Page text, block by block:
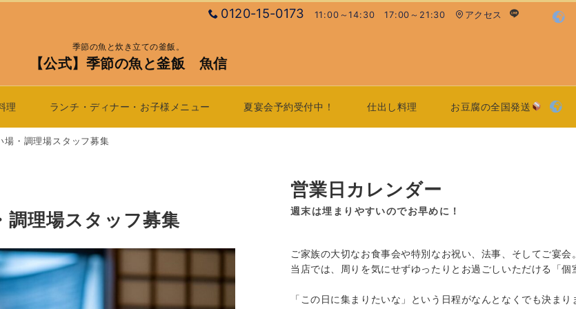
0120-15-0173 11:00～14:30 17:00～21:30 アクセス
季節の魚と炊き立ての釜飯。
【公式】季節の魚と釜飯 魚信
理 ランチ・ディナー・お子様メニュー 夏宴会予約受付中！ 仕出し料理 お豆腐の全国発送
場・調理場スタッフ募集
調理場スタッフ募集
営業日カレンダー
週末は埋まりやすいのでお早めに！
ご家族の大切なお食事会や特別なお祝い、法事、そしてご宴会
当店では、周りを気にせずゆったりとお過ごしいただける「
「この日に集まりたいな」という日程がなんとなくでも決ま